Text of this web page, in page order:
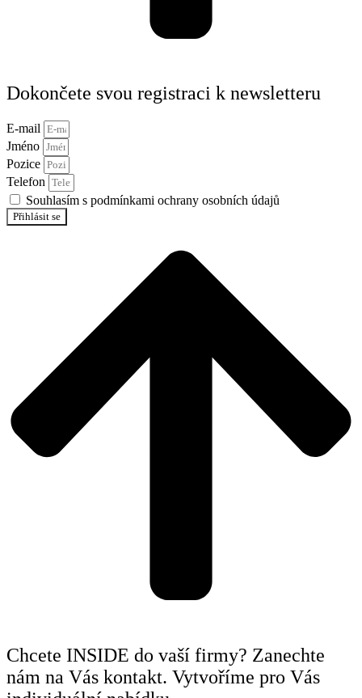
Dokončete svou registraci k newsletteru
E-mail
Jméno
Pozice
Telefon
Souhlasím s podmínkami ochrany osobních údajů
Přihlásit se
Chcete INSIDE do vaší firmy? Zanechte
nám na Vás kontakt. Vytvoříme pro Vás